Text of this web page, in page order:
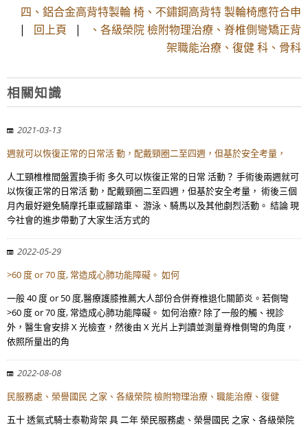
四、鋁合金高背特製輪 椅、不鏽鋼高背特 製輪椅應符合申
| 回上頁 |
、各級榮院 檢附物理治療、脊椎側彎矯正背
架職能治療、復健 科、骨科
相關知識
2021-03-13
週就可以恢復正常的日常活 動，配戴頸圈二至四週，但基於安全考量，
人工頸椎椎間盤置換手術 多久可以恢復正常的日常 活動？ 手術後兩週就可
以恢復正常的日常活 動，配戴頸圈二至四週，但基於安全考量， 術後三個
月內最好避免騎摩托車或腳踏車、 游泳、騎馬以及其他劇烈活動。 結論 現
今社會的進步帶動了大家生活方式的
2022-05-29
>60 度 or 70 度, 常造成心肺功能障礙。 如何
一般 40 度 or 50 度,醫療護膝推薦大人部份合併脊椎退化關節炎。若側彎
>60 度 or 70 度, 常造成心肺功能障礙。 如何治療? 除了一般的觸、視診
外，醫生會安排 X 光檢查，然後由 X 光片上判讀並測量脊椎側彎的角度，
依照所量出的角
2022-08-08
民服務處、榮譽國民 之家、各級榮院 檢附物理治療、職能治療、復健
五十 透氣式騎士泰勒背架 具 二年 榮民服務處、榮譽國民 之家、各級榮院